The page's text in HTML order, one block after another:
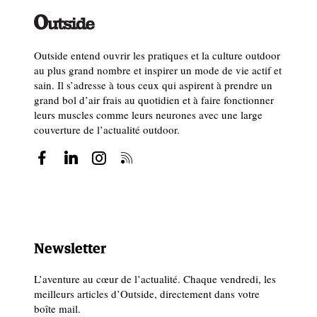
rappel à travers le puit de 90 mètres que nous
de canaux, afin de pouvoir ensuite explorer le réseau
inférieur de la grotte. C’est tellement vaste qu’ils
peuvent y passer des heures, voire des jours s’ils
emportent le matériel nécessaire ».
Réunion au camp de vie( Human Adaptation Institute)
Outside entend ouvrir les pratiques et la culture outdoor
au plus grand nombre et inspirer un mode de vie actif et
sain. Il s’adresse à tous ceux qui aspirent à prendre un
grand bol d’air frais au quotidien et à faire fonctionner
leurs muscles comme leurs neurones avec une large
couverture de l’actualité outdoor.
Newsletter
L’aventure au cœur de l’actualité. Chaque vendredi, les
meilleurs articles d’Outside, directement dans votre
boîte mail.